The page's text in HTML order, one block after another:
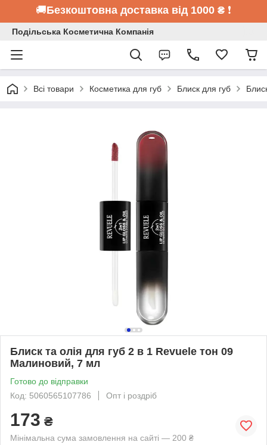
🚚Безкоштовна доставка від 1000 ₴ ❗
Подільська Косметична Компанія
Всі товари Косметика для губ Блиск для губ
Блиск та олія для губ 2 в 1 Revuele тон 09
Малиновий, 7 мл
Готово до відправки
Код: 5060565107786
Опт і роздріб
173 ₴
Мінімальна сума замовлення на сайті — 200 ₴